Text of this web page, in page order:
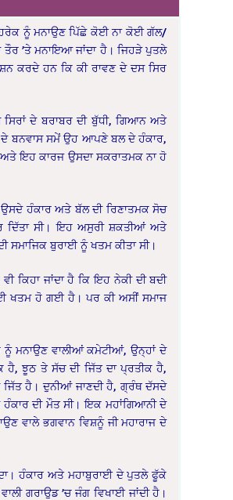
ਹਰੇਕ ਨੂੰ ਮਨਾਉਣ ਪਿੱਛੇ ਕੋਈ ਨਾ ਕੋਈ ਗੱਲ/
ਤੌਰ ’ਤੇ ਮਨਾਇਆ ਜਾਂਦਾ ਹੈ। ਜਿਹੜੇ ਪੁਤਲੇ
ਕਰਦੇ ਹਨ ਕਿ ਕੀ ਰਾਵਣ ਦੇ ਦਸ ਸਿਰ
ਦੇ ਬਰਾਬਰ ਦੀ ਬੁੱਧੀ, ਗਿਆਨ ਅਤੇ
ਦੇ ਬਨਵਾਸ ਸਮੇਂ ਉਹ ਆਪਣੇ ਬਲ ਦੇ ਹੰਕਾਰ,
ਇਹ ਕਾਰਜ ਉਸਦਾ ਸਕਰਾਤਮਕ ਨਾ ਹੋ
ਹੰਕਾਰ ਅਤੇ ਬੱਲ ਦੀ ਰਿਣਾਤਮਕ ਸੋਚ
ਦਿੱਤਾ ਸੀ। ਇਹ ਅਸੁਰੀ ਸ਼ਕਤੀਆਂ ਅਤੇ
ਬੁਰਾਈ ਨੂੰ ਖਤਮ ਕੀਤਾ ਸੀ।
ਕਿਹਾ ਜਾਂਦਾ ਹੈ ਕਿ ਇਹ ਨੇਕੀ ਦੀ ਬਦੀ
ਖਤਮ ਹੋ ਗਈ ਹੈ। ਪਰ ਕੀ ਅਸੀਂ ਸਮਾਜ
ਨੂੰ ਮਨਾਉਣ ਵਾਲੀਆਂ ਕਮੇਟੀਆਂ, ਉਨ੍ਹਾਂ ਦੇ
ਹੈ, ਝੂਠ ਤੇ ਸੱਚ ਦੀ ਜਿੱਤ ਦਾ ਪ੍ਰਤੀਕ ਹੈ,
ਜਿੱਤ ਹੈ। ਦੁਨੀਆਂ ਜਾਣਦੀ ਹੈ, ਗ੍ਰੰਥ ਦੱਸਦੇ
ਦੀ ਮੌਤ ਸੀ। ਇਕ ਮਹਾਂਗਿਆਨੀ ਦੇ
ਵਾਲੇ ਭਗਵਾਨ ਵਿਸ਼ਨੂੰ ਜੀ ਮਹਾਰਾਜ ਦੇ
ਹੰਕਾਰ ਅਤੇ ਮਹਾਬੁਰਾਈ ਦੇ ਪੁਤਲੇ ਫੂੱਕੇ
ਗਰਾਉਡ ’ਚ ਜੰਗ ਵਿਖਾਈ ਜਾਂਦੀ ਹੈ।